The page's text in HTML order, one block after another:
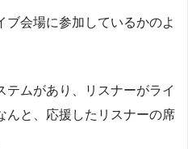
ブ会場に参加しているかのよ
テムがあり、リスナーがライ
んと、応援したリスナーの席